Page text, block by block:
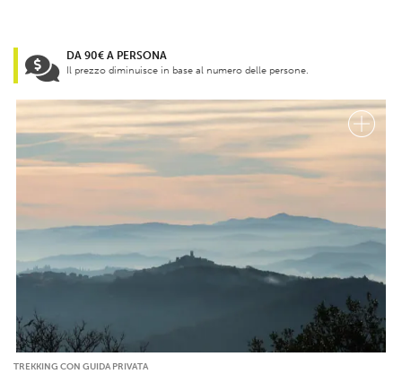
DA 90€ A PERSONA
Il prezzo diminuisce in base al numero delle persone.
TREKKING CON GUIDA PRIVATA